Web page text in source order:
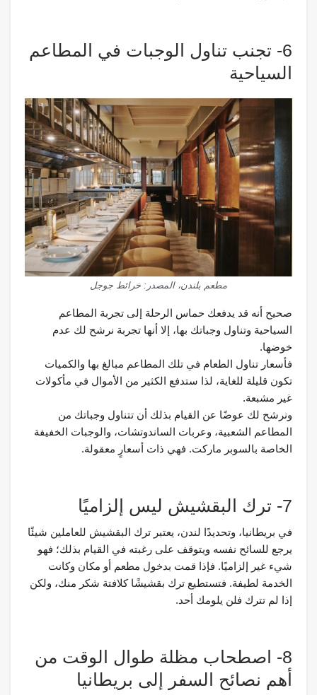
6- تجنب تناول الوجبات في المطاعم
السياحية
مطعم بلندن، المصدر: خرائط جوجل
صحيح أنه قد يدفعك حماس الرحلة إلى تجربة المطاعم
السياحية وتناول وجباتك بها، إلا أنها تجربة نرشح لك عدم
خوضها.
فأسعار تناول الطعام في تلك المطاعم مبالغ بها والكميات
تكون قليلة للغاية، لذا ستدفع الكثير من الأموال في مأكولات
غير مشبعة.
ونرشح لك عوضًا عن القيام بذلك أن تتناول وجباتك من
المطاعم الشعبية، وعربات الساندوتشات، والوجبات الخفيفة
الخاصة بالسوبر ماركت. فهي ذات أسعارٍ معقولة.
7- ترك البقشيش ليس إلزاميًا
في بريطانيا، وتحديدًا لندن، يعتبر ترك البقشيش للعاملين شيئًا
يرجع للسائح نفسه ويتوقف على رغبته في القيام بذلك؛ فهو
شيء غير إلزاميًا. فإذا قمت بدخول مطعم أو مكان وكانت
الخدمة لطيفة. فتستطيع ترك بقشيشًا كلافتة شكر منك، ولكن
إذا لم تترك فلن يلومك أحد.
8- اصطحاب مظلة طوال الوقت من
أهم نصائح السفر إلى بريطانيا